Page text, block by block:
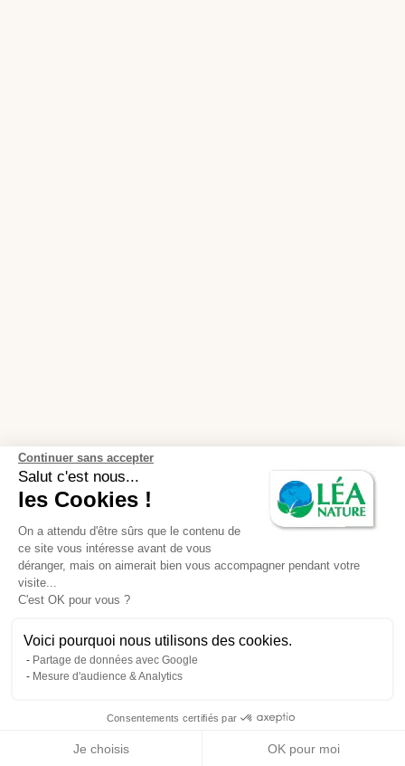
Continuer sans accepter
Salut c'est nous...
les Cookies !
On a attendu d'être sûrs que le contenu de
ce site vous intéresse avant de vous
déranger, mais on aimerait bien vous accompagner pendant votre
visite...
C'est OK pour vous ?
Voici pourquoi nous utilisons des cookies.
Partage de données avec Google
Mesure d'audience & Analytics
Consentements certifiés par
Je choisis OK pour moi